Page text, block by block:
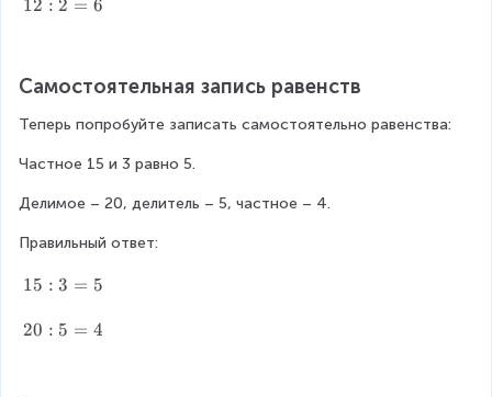
1
=
6
12 : 2 = 6
Самостоятельная запись равенств
Теперь попробуйте записать самостоятельно равенства:
Частное 15 и 3 равно 5.
Делимое – 20, делитель – 5, частное – 4.
Правильный ответ:
1
:
15 : 3 = 5
2
20 : 5 = 4